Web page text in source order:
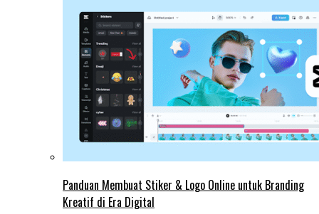
Panduan Membuat Stiker & Logo Online untuk Branding
Kreatif di Era Digital